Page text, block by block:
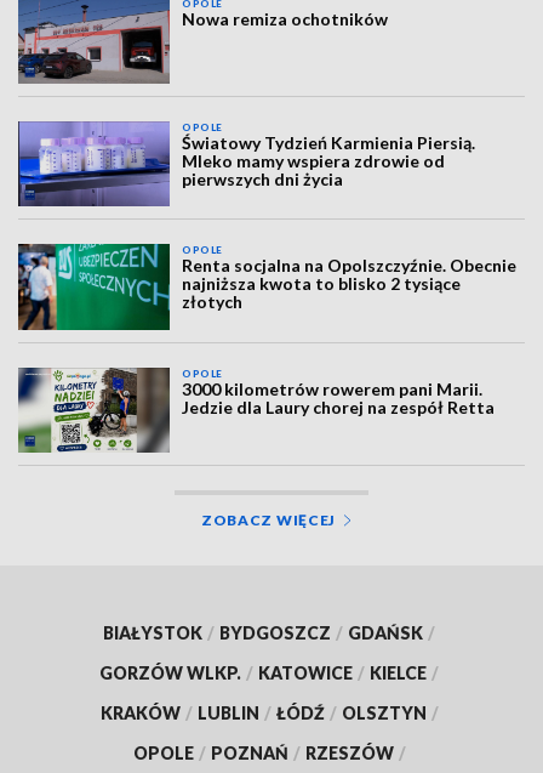
OPOLE
Nowa remiza ochotników
OPOLE
Światowy Tydzień Karmienia Piersią.
Mleko mamy wspiera zdrowie od
pierwszych dni życia
OPOLE
Renta socjalna na Opolszczyźnie. Obecnie
najniższa kwota to blisko 2 tysiące
złotych
OPOLE
3000 kilometrów rowerem pani Marii.
Jedzie dla Laury chorej na zespół Retta
ZOBACZ WIĘCEJ
BIAŁYSTOK / BYDGOSZCZ / GDAŃSK /
GORZÓW WLKP. / KATOWICE / KIELCE /
KRAKÓW / LUBLIN / ŁÓDŹ / OLSZTYN /
OPOLE / POZNAŃ / RZESZÓW /